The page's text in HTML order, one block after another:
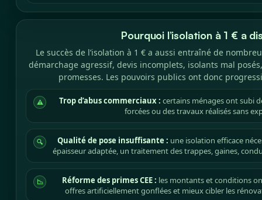
Pourquoi l’isolation à 1 € a
Le succès de l’isolation à 1 € a aussi entraîné de
démarchage agressif, devis incomplets, isolants mal
promesses. Les pouvoirs publics ont donc
⚠ Trop d’abus commerciaux : certains ménages ont subi
forcées ou des travaux réalisés sans
🔍 Qualité de pose insuffisante : une isolation efficace
épaisseur adaptée, un traitement des trappes, gaines,
📉 Réforme des primes CEE : les montants et conditions
offres artificiellement gonflées et mieux cibler les